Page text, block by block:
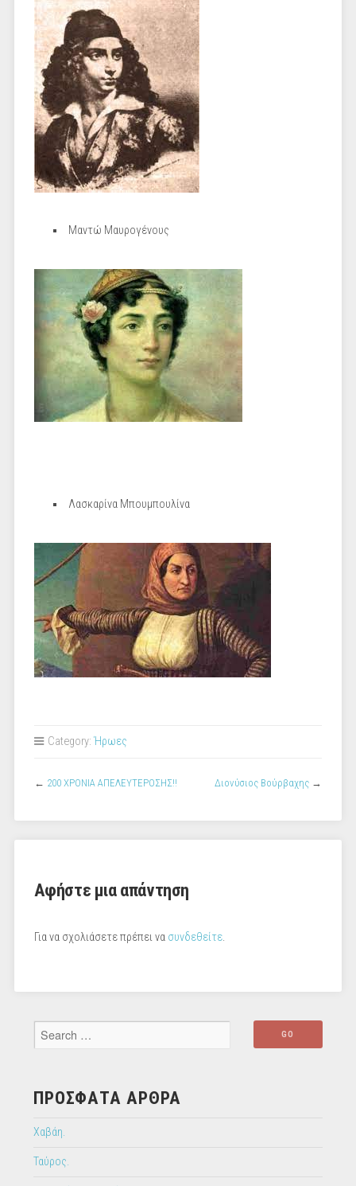
Μαντώ Μαυρογένους
Λασκαρίνα Μπουμπουλίνα
Category: Ήρωες
← 200 ΧΡΟΝΙΑ ΑΠΕΛΕΥΤΕΡΟΣΗΣ!! Διονύσιος Βούρβαχης →
Αφήστε μια απάντηση
Για να σχολιάσετε πρέπει να συνδεθείτε.
ΠΡΌΣΦΑΤΑ ΆΡΘΡΑ
Χαβάη.
Ταύρος.